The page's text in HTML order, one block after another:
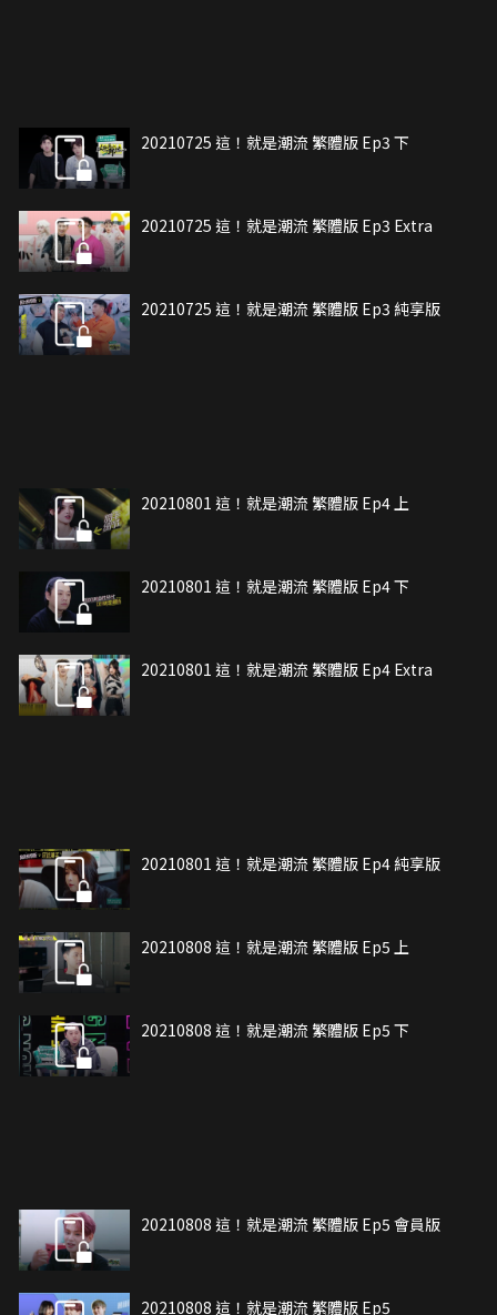
20210725 這！就是潮流 繁體版 Ep3 下
20210725 這！就是潮流 繁體版 Ep3 Extra
20210725 這！就是潮流 繁體版 Ep3 純享版
20210801 這！就是潮流 繁體版 Ep4 上
20210801 這！就是潮流 繁體版 Ep4 下
20210801 這！就是潮流 繁體版 Ep4 Extra
20210801 這！就是潮流 繁體版 Ep4 純享版
20210808 這！就是潮流 繁體版 Ep5 上
20210808 這！就是潮流 繁體版 Ep5 下
20210808 這！就是潮流 繁體版 Ep5 會員版
20210808 這！就是潮流 繁體版 Ep5